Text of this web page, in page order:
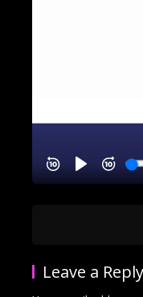
Leave a Reply